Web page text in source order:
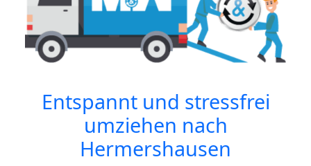
Entspannt und stressfrei
umziehen nach
Hermershausen